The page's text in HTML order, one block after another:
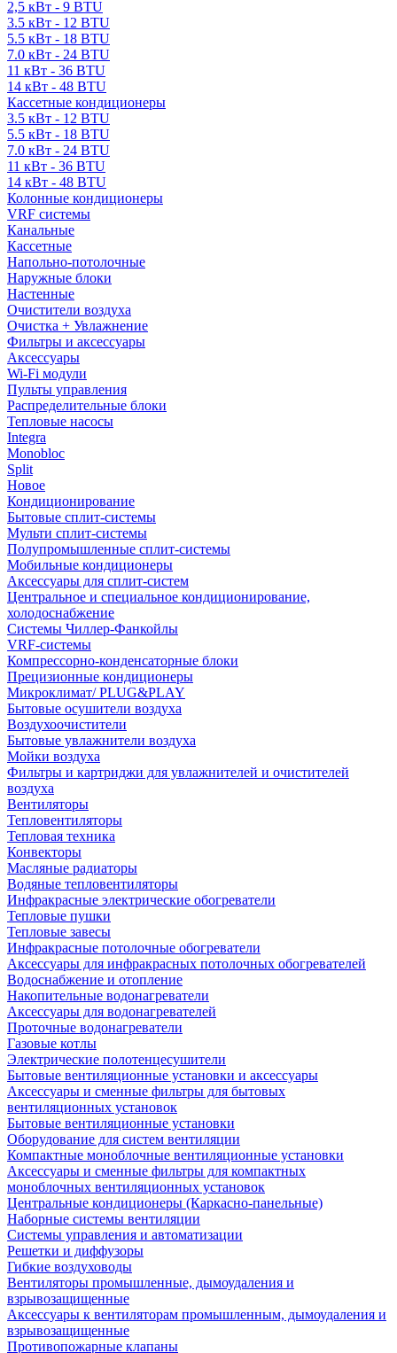
2,5 кВт - 9 BTU
3.5 кВт - 12 BTU
5.5 кВт - 18 BTU
7.0 кВт - 24 BTU
11 кВт - 36 BTU
14 кВт - 48 BTU
Кассетные кондиционеры
3.5 кВт - 12 BTU
5.5 кВт - 18 BTU
7.0 кВт - 24 BTU
11 кВт - 36 BTU
14 кВт - 48 BTU
Колонные кондиционеры
VRF системы
Канальные
Кассетные
Напольно-потолочные
Наружные блоки
Настенные
Очистители воздуха
Очистка + Увлажнение
Фильтры и аксессуары
Аксессуары
Wi-Fi модули
Пульты управления
Распределительные блоки
Тепловые насосы
Integra
Monobloc
Split
Новое
Кондиционирование
Бытовые сплит-системы
Мульти сплит-системы
Полупромышленные сплит-системы
Мобильные кондиционеры
Аксессуары для сплит-систем
Центральное и специальное кондиционирование,
холодоснабжение
Системы Чиллер-Фанкойлы
VRF-системы
Компрессорно-конденсаторные блоки
Прецизионные кондиционеры
Микроклимат/ PLUG&PLAY
Бытовые осушители воздуха
Воздухоочистители
Бытовые увлажнители воздуха
Мойки воздуха
Фильтры и картриджи для увлажнителей и очистителей
воздуха
Вентиляторы
Тепловентиляторы
Тепловая техника
Конвекторы
Масляные радиаторы
Водяные тепловентиляторы
Инфракрасные электрические обогреватели
Тепловые пушки
Тепловые завесы
Инфракрасные потолочные обогреватели
Аксессуары для инфракрасных потолочных обогревателей
Водоснабжение и отопление
Накопительные водонагреватели
Аксессуары для водонагревателей
Проточные водонагреватели
Газовые котлы
Электрические полотенцесушители
Бытовые вентиляционные установки и аксессуары
Аксессуары и сменные фильтры для бытовых
вентиляционных установок
Бытовые вентиляционные установки
Оборудование для систем вентиляции
Компактные моноблочные вентиляционные установки
Аксессуары и сменные фильтры для компактных
моноблочных вентиляционных установок
Центральные кондиционеры (Каркасно-панельные)
Наборные системы вентиляции
Системы управления и автоматизации
Решетки и диффузоры
Гибкие воздуховоды
Вентиляторы промышленные, дымоудаления и
взрывозащищенные
Аксессуары к вентиляторам промышленным, дымоудаления и
взрывозащищенные
Противопожарные клапаны